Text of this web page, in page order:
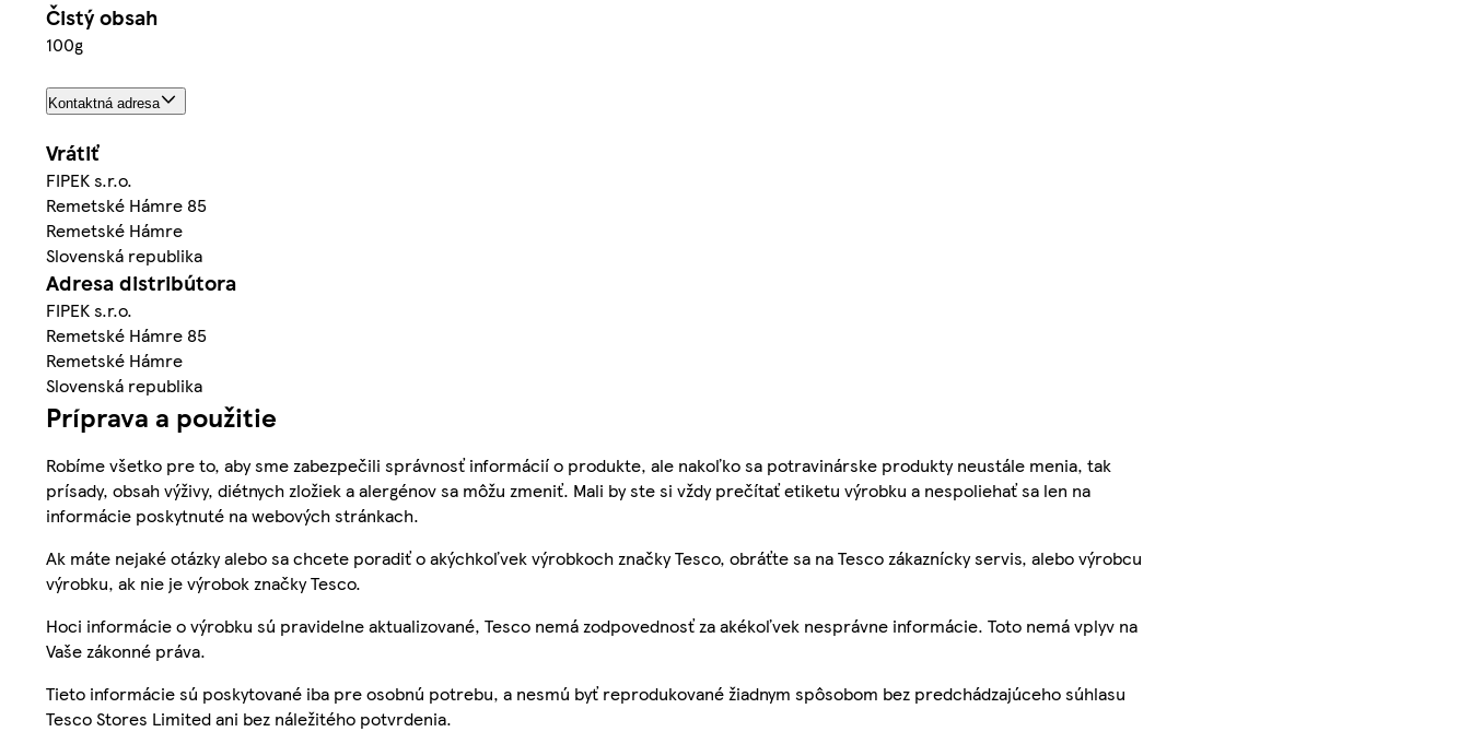
Čistý obsah
100g
Kontaktná adresa
Vrátiť
FIPEK s.r.o.
Remetské Hámre 85
Remetské Hámre
Slovenská republika
Adresa distribútora
FIPEK s.r.o.
Remetské Hámre 85
Remetské Hámre
Slovenská republika
Príprava a použitie
Robíme všetko pre to, aby sme zabezpečili správnosť informácií o produkte, ale nakoľko sa potravinárske produkty neustále menia, tak
prísady, obsah výživy, diétnych zložiek a alergénov sa môžu zmeniť. Mali by ste si vždy prečítať etiketu výrobku a nespoliehať sa len na
informácie poskytnuté na webových stránkach.
Ak máte nejaké otázky alebo sa chcete poradiť o akýchkoľvek výrobkoch značky Tesco, obráťte sa na Tesco zákaznícky servis, alebo výrobcu
výrobku, ak nie je výrobok značky Tesco.
Hoci informácie o výrobku sú pravidelne aktualizované, Tesco nemá zodpovednosť za akékoľvek nesprávne informácie. Toto nemá vplyv na
Vaše zákonné práva.
Tieto informácie sú poskytované iba pre osobnú potrebu, a nesmú byť reprodukované žiadnym spôsobom bez predchádzajúceho súhlasu
Tesco Stores Limited ani bez náležitého potvrdenia.